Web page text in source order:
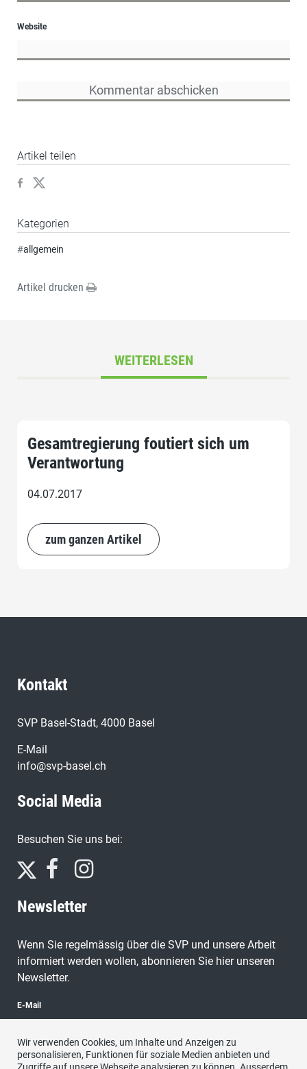
Website
Artikel teilen
Kategorien
#allgemein
Artikel drucken
WEITERLESEN
Gesamtregierung foutiert sich um
Verantwortung
04.07.2017
zum ganzen Artikel
Kontakt
SVP Basel-Stadt, 4000 Basel
E-Mail
info@svp-basel.ch
Social Media
Besuchen Sie uns bei:
Newsletter
Wenn Sie regelmässig über die SVP und unsere Arbeit
informiert werden wollen, abonnieren Sie hier unseren
Newsletter.
E-Mail
Wir verwenden Cookies, um Inhalte und Anzeigen zu
personalisieren, Funktionen für soziale Medien anbieten und